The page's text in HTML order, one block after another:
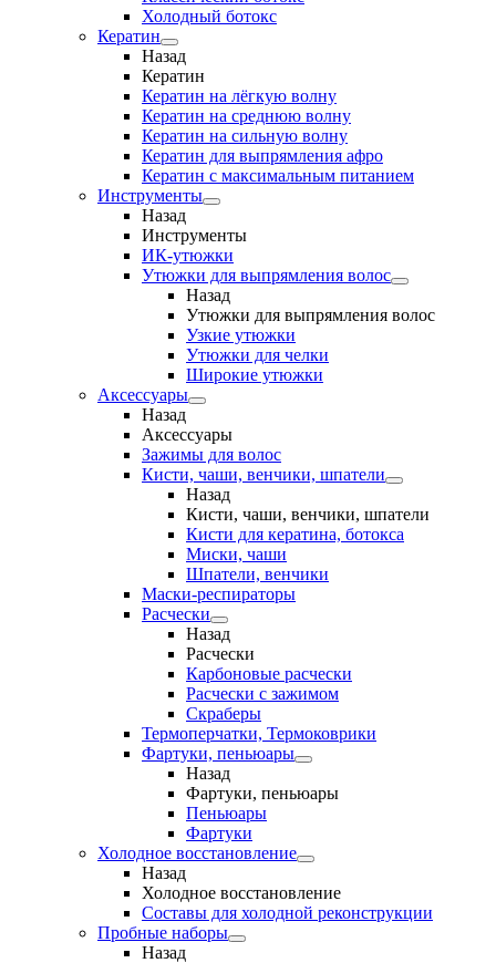
Холодный ботокс
Кератин
Назад
Кератин
Кератин на лёгкую волну
Кератин на среднюю волну
Кератин на сильную волну
Кератин для выпрямления афро
Кератин с максимальным питанием
Инструменты
Назад
Инструменты
ИК-утюжки
Утюжки для выпрямления волос
Назад
Утюжки для выпрямления волос
Узкие утюжки
Утюжки для челки
Широкие утюжки
Аксессуары
Назад
Аксессуары
Зажимы для волос
Кисти, чаши, венчики, шпатели
Назад
Кисти, чаши, венчики, шпатели
Кисти для кератина, ботокса
Миски, чаши
Шпатели, венчики
Маски-респираторы
Расчески
Назад
Расчески
Карбоновые расчески
Расчески с зажимом
Скраберы
Термоперчатки, Термоковрики
Фартуки, пеньюары
Назад
Фартуки, пеньюары
Пеньюары
Фартуки
Холодное восстановление
Назад
Холодное восстановление
Составы для холодной реконструкции
Пробные наборы
Назад